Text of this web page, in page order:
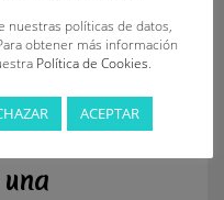
nuestras políticas de datos,
obtener más información
Política de Cookies.
ACEPTAR